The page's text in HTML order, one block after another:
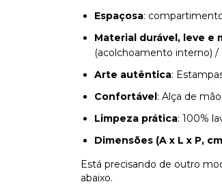
Espaçosa:
Material durável, leve e
(acolchoamento interno) /
Arte autêntica:
Confortável: Alça de
Limpeza prática: 100%
Dimensões (A x L x P,
Está precisando de outro
abaixo.